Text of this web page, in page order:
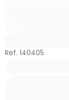
Ref. 140405